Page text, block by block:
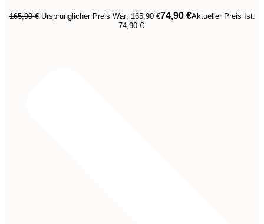
165,90€ Ursprünglicher Preis War: 165,90 €74,90 €Aktueller Preis Ist:
74,90 €.